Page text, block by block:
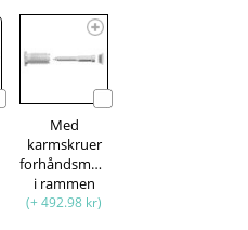
Med
karmskruer
forhåndsmontert
i rammen
(+ 492.98 kr)